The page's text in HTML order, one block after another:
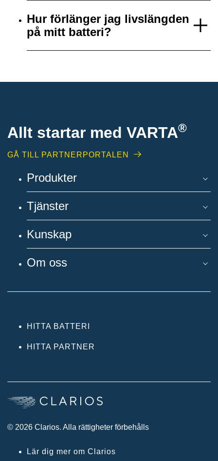
Hur förlänger jag livslängden
på mitt batteri?
Allt startar med VARTA®
GÅ TILL PARTNERPORTALEN
Produkter
Tjänster
Kunskap
Om oss
HITTA BATTERI
HITTA PARTNER
© 2026 Clarios. Alla rättigheter förbehålls
Lär dig mer om Clarios